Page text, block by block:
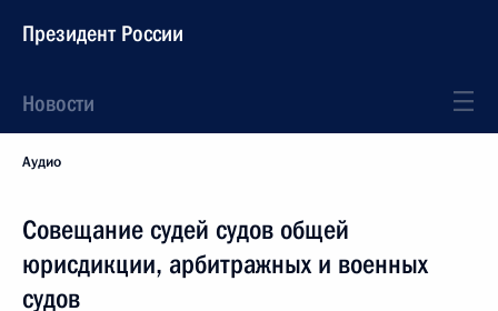
Президент России
Новости
Аудио
Совещание судей судов общей
юрисдикции, арбитражных и военных
судов